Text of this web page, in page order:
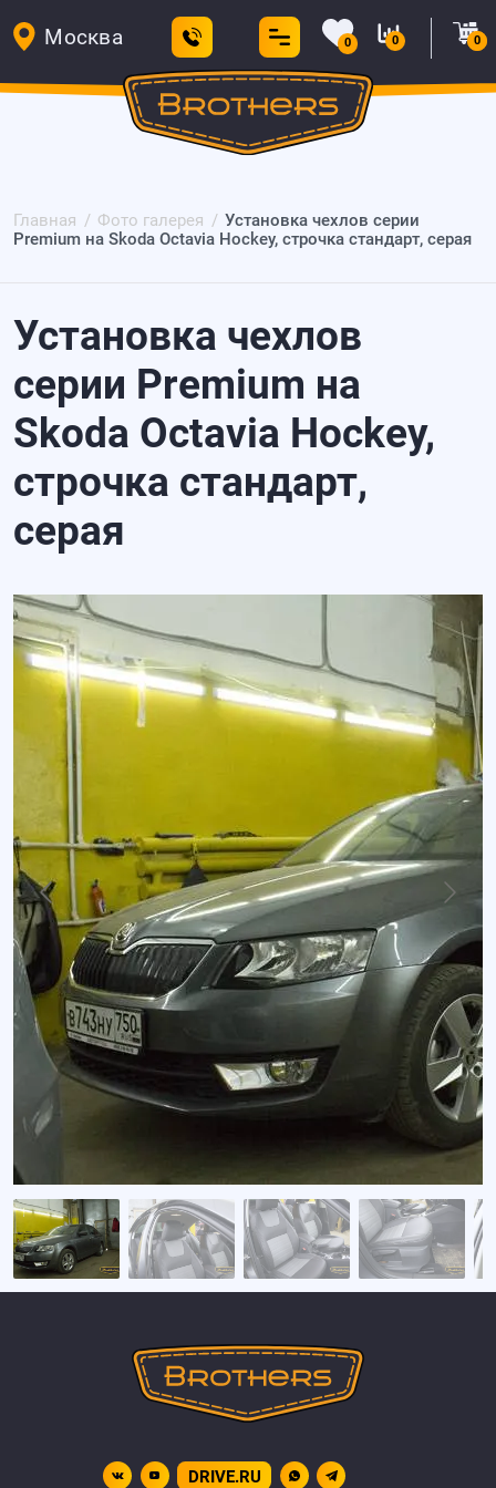
Москва 0 0 0
Главная Фото галерея
Установка чехлов серии
Premium на Skoda Octavia Hockey, строчка стандарт, серая
Установка чехлов
серии Premium на
Skoda Octavia Hockey,
строчка стандарт,
серая
DRIVE.RU